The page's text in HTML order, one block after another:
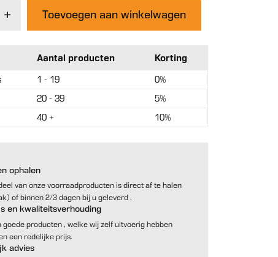
+ Toevoegen aan winkelwagen
Aantal producten Korting
1 - 19
0%
20 - 39
5%
40 + 10%
ophalen
van onze voorraadproducten is direct af te halen
of binnen 2/3 dagen bij u geleverd .
en kwaliteitsverhouding
goede producten , welke wij zelf uitvoerig hebben
een redelijke prijs.
advies